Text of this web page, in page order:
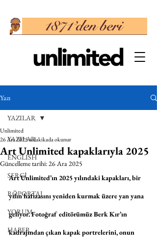
Yazı
YAZILAR
ENGLISH
SERGİ
RÖPORTAJ
YORUM
HABER
YAZILAR
Art Unlimited kapaklarıyla 2025
Unlimited
26 Ara 20254 dakikada okunur
Güncelleme tarihi:26 Ara 2025
Art Unlimited’ın 2025 yılındaki kapakları, bir
yılın hafızasını yeniden kurmak üzere yan yana
geliyor. Fotoğraf editörümüz Berk Kır’ın
kadrajından çıkan kapak portrelerini, onun